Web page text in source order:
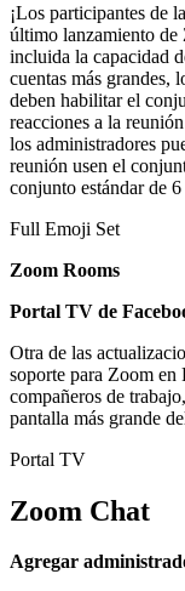
¡Los participantes de
último lanzamiento de
incluida la capacidad
cuentas más grandes,
deben habilitar el
reacciones a la
los administradores
reunión usen el
conjunto estándar de
Full Emoji Set
Zoom Rooms
Portal TV de
Otra de las
soporte para Zoom en
compañeros de
pantalla más grande
Portal TV
Zoom Chat
Agregar